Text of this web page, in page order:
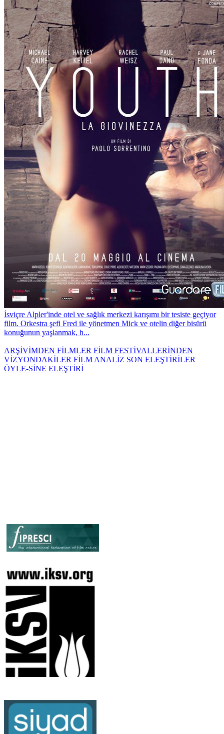
İsviçre Alpler'inde otel ve sağlık merkezi karışımı bir tesiste geçiyor
film. Orkestra şefi Fred ile yönetmen Mick ve otelin diğer bisürü
konuğunun yaşlanmak, h...
ARŞİVİMDEN FİLMLER FİLM FESTİVALLERİNDEN
VİZYONDAKİLER FİLM ANALİZ SON ELEŞTİRİLER
ÖYLE-SİNE ELEŞTİRİ